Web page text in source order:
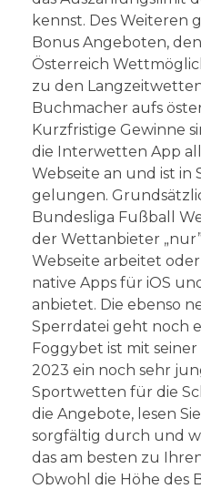
kennst. Des Weiteren
Bonus Angeboten,
Österreich
zu den
Buchmacher aufs
Kurzfristige Gewinne
die Interwetten App
Webseite an und ist in
gelungen.
Bundesliga Fußball
der Wettanbieter
Webseite arbeitet
native Apps für iOS
anbietet. Die ebenso
Sperrdatei geht noch
Foggybet ist mit
2023 ein noch sehr
Sportwetten für die
die Angebote, lesen
sorgfältig durch und
das am besten zu
Obwohl die Höhe des